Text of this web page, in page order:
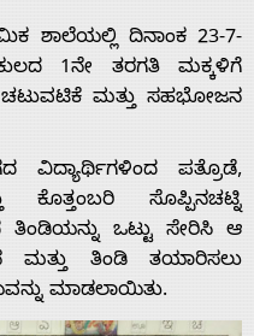
ಶಾಲೆಯಲ್ಲಿ ದಿನಾಂಕ 23-7-
1ನೇ ತರಗತಿ ಮಕ್ಕಳಿಗೆ
ಚಟುವಟಿಕೆ ಮತ್ತು ಸಹಭೋಜನ
ಪತ್ರೊಡೆ,
ಸೊಪ್ಪಿನಚಟ್ನಿ
ತಿಂಡಿಯನ್ನು ಒಟ್ಟು ಸೇರಿಸಿ ಆ
ಮತ್ತು ತಿಂಡಿ ತಯಾರಿಸಲು
ಮಾಡಲಾಯಿತು.